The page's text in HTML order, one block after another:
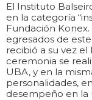
El Instituto
en la categoría
Fundación
egresados de
recibió a su vez
ceremonia se
UBA, y en la
personalidades,
desempeño en la